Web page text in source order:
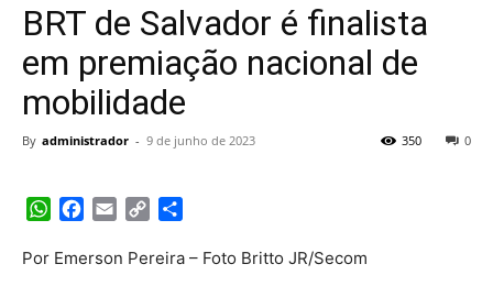
BRT de Salvador é finalista
em premiação nacional de
mobilidade
By administrador - 9 de junho de 2023 0
350
WhatsApp
Facebook
Email Copy
Por Emerson Pereira – Foto Britto JR/Secom